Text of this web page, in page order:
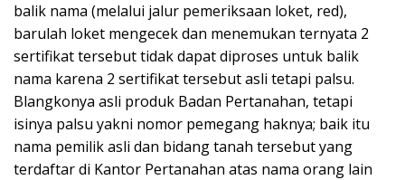
balik nama (melalui jalur pemeriksaan loket, red),
barulah loket mengecek dan menemukan ternyata 2
sertifikat tersebut tidak dapat diproses untuk balik
nama karena 2 sertifikat tersebut asli tetapi palsu.
Blangkonya asli produk Badan Pertanahan, tetapi
isinya palsu yakni nomor pemegang haknya; baik itu
nama pemilik asli dan bidang tanah tersebut yang
terdaftar di Kantor Pertanahan atas nama orang lain